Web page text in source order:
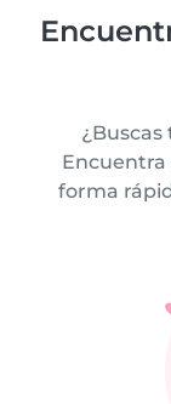
forma